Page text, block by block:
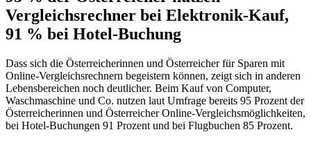
Vergleichsrechner bei Elektronik-Kauf,
91 % bei Hotel-Buchung
Dass sich die Österreicherinnen und Österreicher für Sparen mit
Online-Vergleichsrechnern begeistern können, zeigt sich in anderen
Lebensbereichen noch deutlicher. Beim Kauf von Computer,
Waschmaschine und Co. nutzen laut Umfrage bereits 95 Prozent der
Österreicherinnen und Österreicher Online-Vergleichsmöglichkeiten,
bei Hotel-Buchungen 91 Prozent und bei Flugbuchen 85 Prozent.